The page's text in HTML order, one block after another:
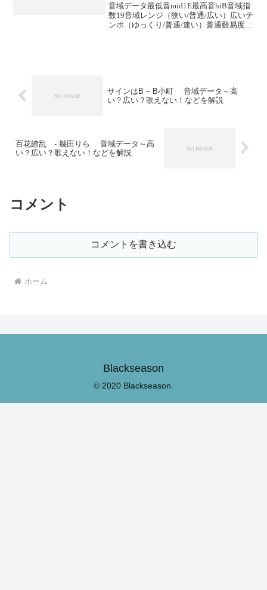
音域データ最低音mid1E最高音hiB音域指
数19音域レンジ（狭い/普通/広い）広いテ
ンポ（ゆっくり/普通/速い）普通難易度
サインはB – B小町 音域データ～高
い？広い？歌えない！などを解説
百花繚乱 - 幾田りら 音域データ～高
い？広い？歌えない！などを解説
コメント
コメントを書き込む
ホーム
Blackseason
© 2020 Blackseason.